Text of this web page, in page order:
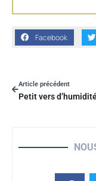
Facebook
Article précédent